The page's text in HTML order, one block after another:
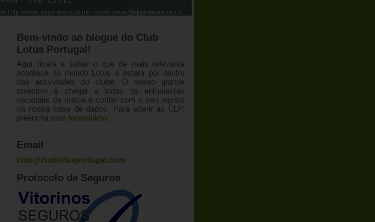
Bem-vindo ao blogue do Club
Lotus Portugal!
Aqui ficará a saber o que de mais relevante
acontece no mundo Lotus e estará por dentro
das actividades do clube. O nosso grande
objectivo é chegar a todos os entusiastas
nacionais da marca e contar com o seu registo
na nossa base de dados. Para aderir ao CLP,
preencha este formulário.
Email
club@clublotusportugal.com
Protocolo de Seguros